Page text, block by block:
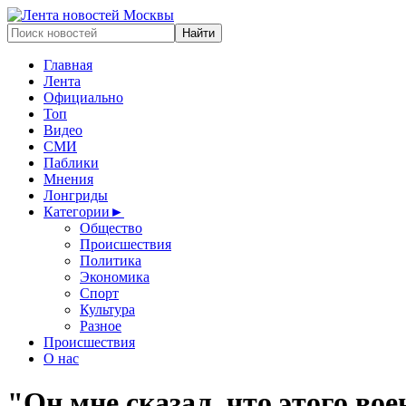
Главная
Лента
Официально
Топ
Видео
СМИ
Паблики
Мнения
Лонгриды
Категории ►
Общество
Происшествия
Политика
Экономика
Спорт
Культура
Разное
Происшествия
О нас